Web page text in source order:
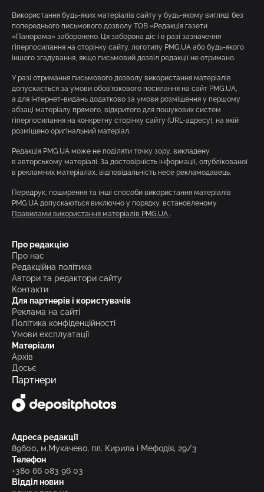
Використання будь-яких матеріалів сайту у будь-якому вигляді без
попереднього письмового дозволу ТОВ «Редакція газети
«Панорама» заборонено. Ця заборона діє і в разі зазначення
гіперпосилання на сторінку сайту, логотипу PMG.UA або будь-якого
іншого згадування, якщо письмовий дозвіл редакції не отримано.
У разі отримання письмового дозволу використання матеріалів
допускається за умови обов’язкового посилання на сайт PMG.UA,
а для інтернет-видань додатково за умови розміщення у першому
абзаці матеріалу прямого, відкритого для пошукових систем
гіперпосилання на конкретну сторінку сайту (URL-адресу), на якій
розміщено оригінальний матеріал.
Редакція PMG.UA може не поділяти точку зору, викладену
в авторському матеріалі. За достовірність інформації, опублікованої
в рекламних матеріалах, відповідальність несе рекламодавець.
Передрук, поширення та інші способи використання матеріалів
PMG.UA допускаються виключно у порядку, встановленому
Правилами використання матеріалів PMG.UA .
Про редакцію
Про нас
Редакційна політика
Автори та редактори сайту
Контакти
Для партнерів і користувачів
Реклама на сайті
Політика конфіденційності
Умови експлуатації
Матеріали
Архів
Досьє
Партнери
Адреса редакції
89600, м.Мукачево, пл. Кирила і Мефодія, 29/3
Телефон
+380 66 083 96 03
Відділ новин